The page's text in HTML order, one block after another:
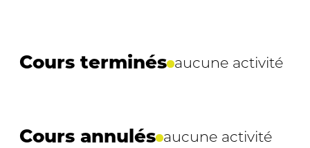
Cours terminés aucune activité
Cours annulés aucune activité